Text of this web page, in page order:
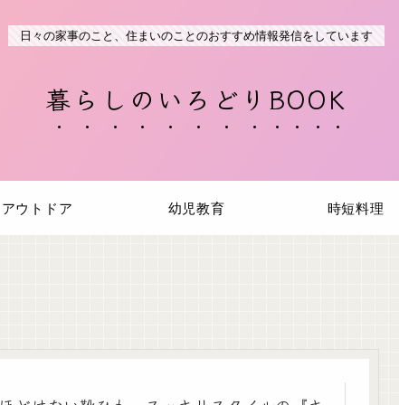
日々の家事のこと、住まいのことのおすすめ情報発信をしています
暮らしのいろどりBOOK
アウトドア 幼児教育 時短料理